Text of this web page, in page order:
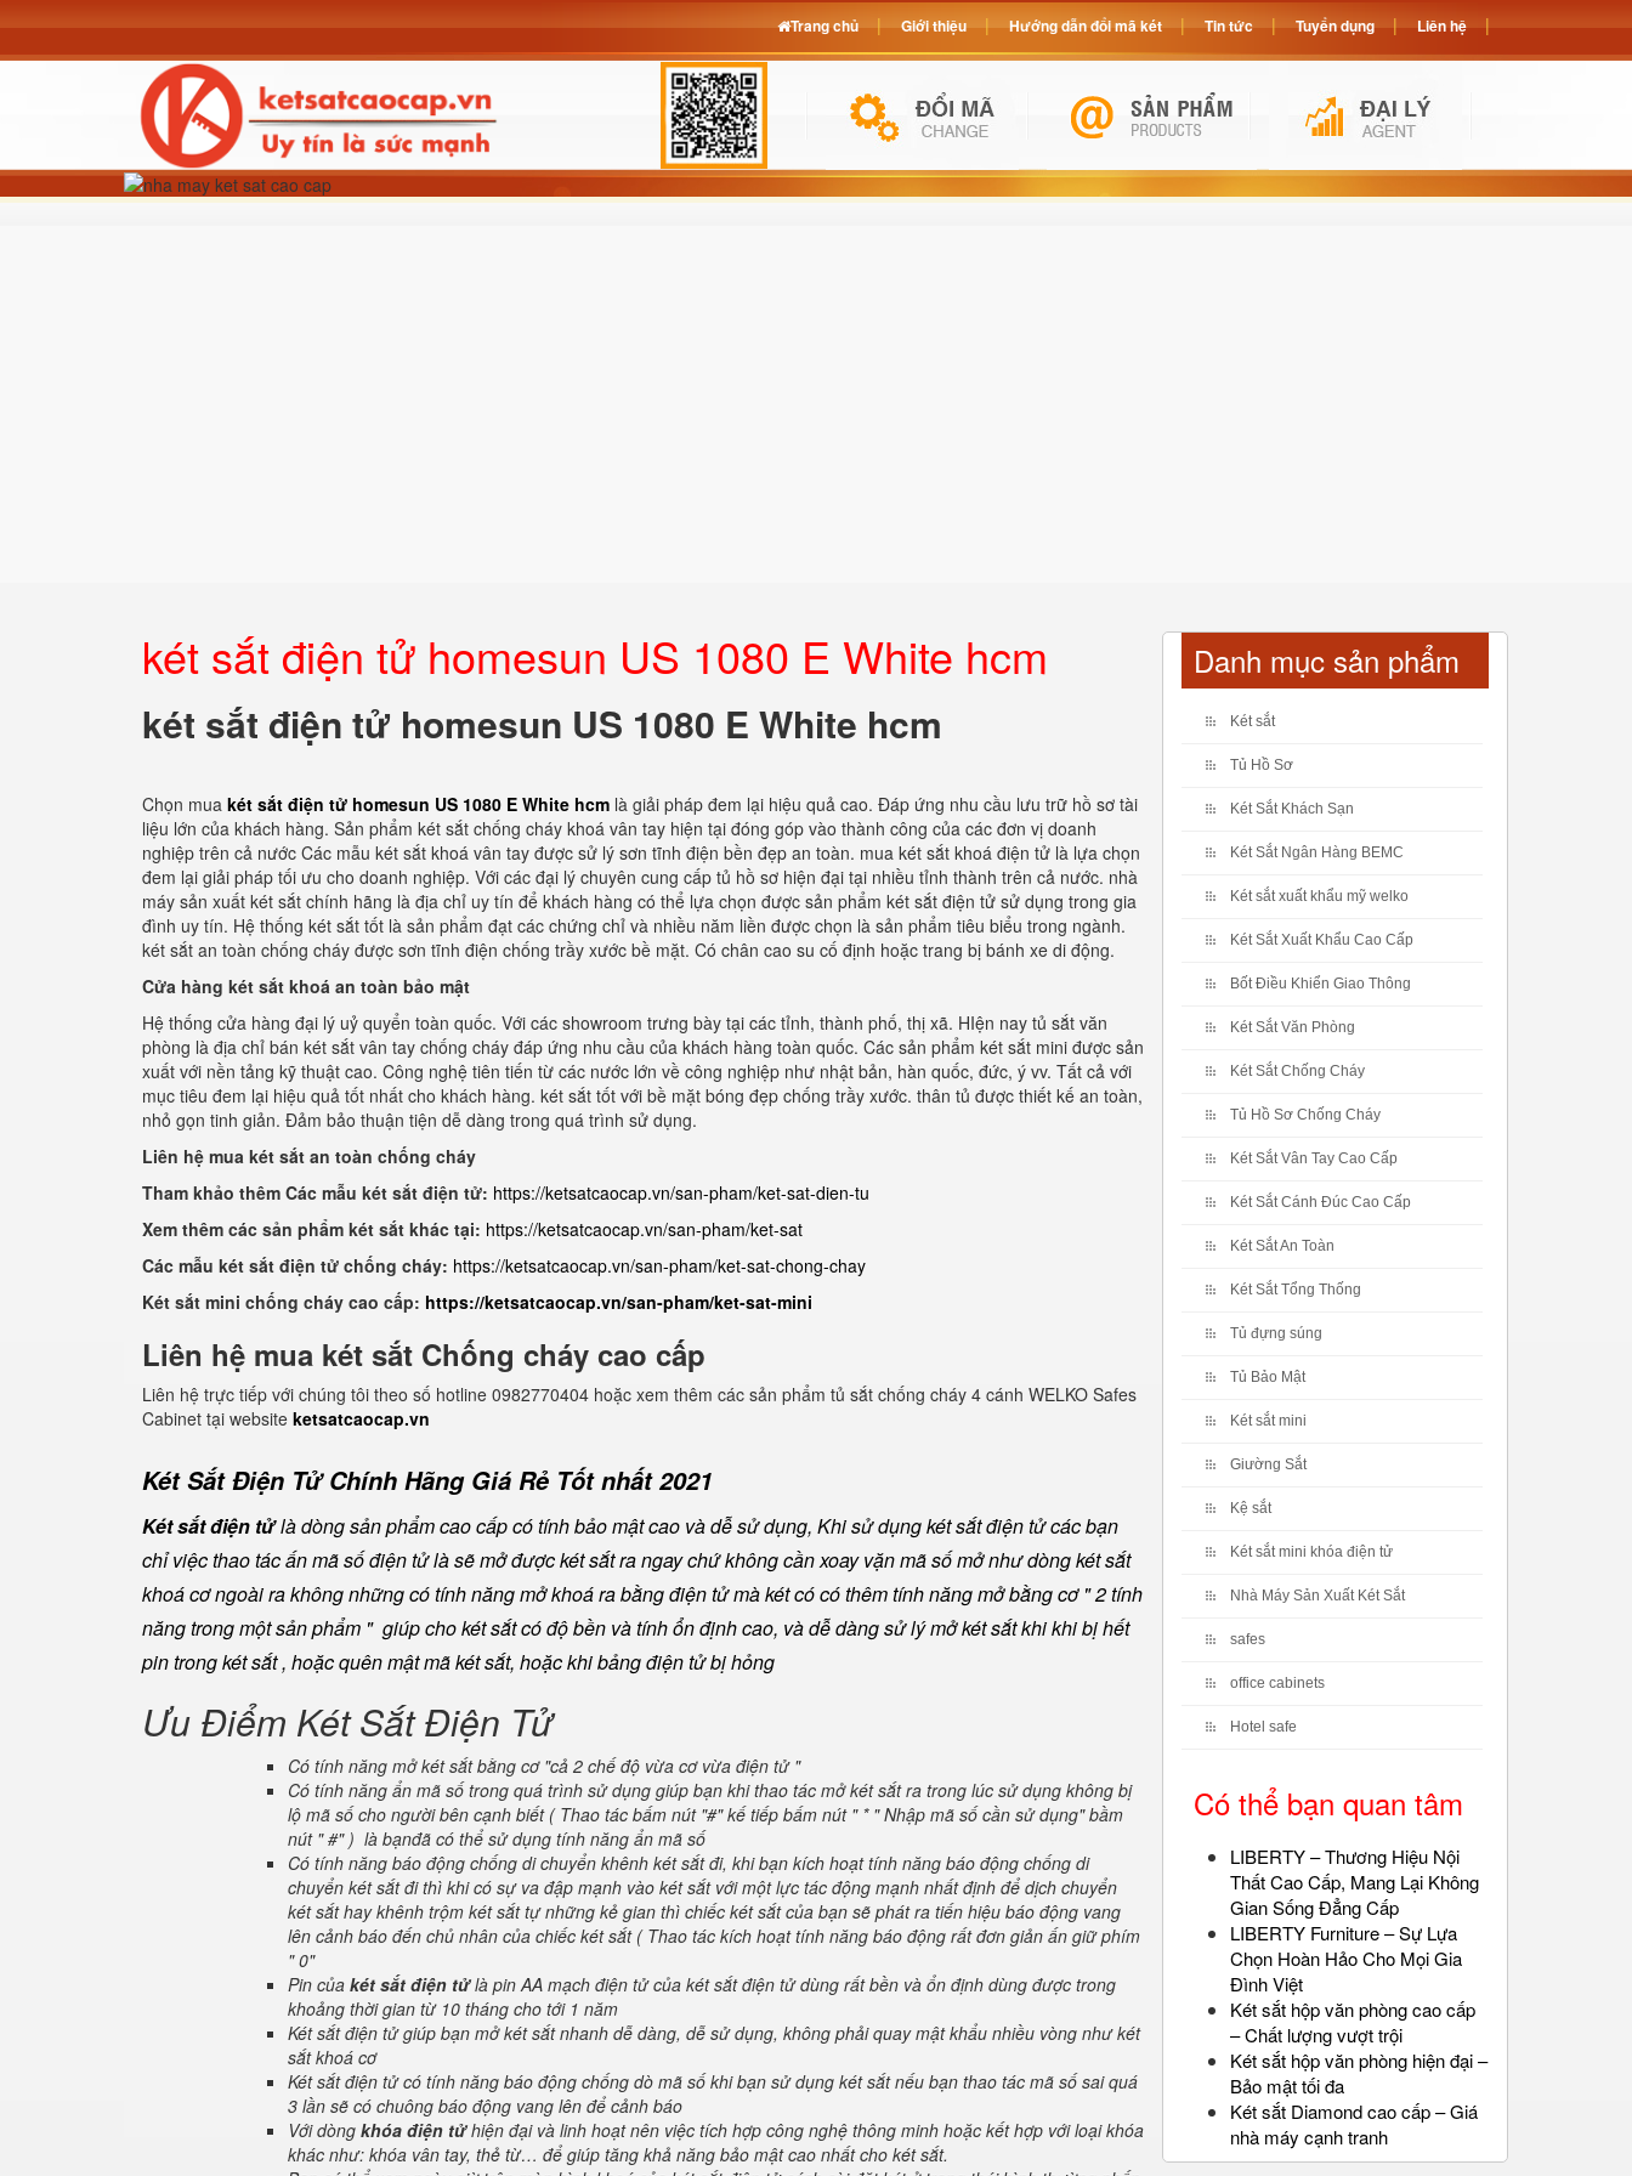
két sắt điện tử homesun US 1080 E White hcm
két sắt điện tử homesun US 1080 E White hcm
Chọn mua két sắt điện tử homesun US 1080 E White hcm là giải pháp đem lại hiệu quả cao. Đáp ứng nhu cầu lưu trữ hồ sơ tài
liệu lớn của khách hàng. Sản phẩm két sắt chống cháy khoá vân tay hiện tại đóng góp vào thành công của các đơn vị doanh
nghiệp trên cả nước Các mẫu két sắt khoá vân tay được sử lý sơn tĩnh điện bền đẹp an toàn. mua két sắt khoá điện tử là lựa chọn
đem lại giải pháp tối ưu cho doanh nghiệp. Với các đại lý chuyên cung cấp tủ hồ sơ hiện đại tại nhiều tỉnh thành trên cả nước. nhà
máy sản xuất két sắt chính hãng là địa chỉ uy tín để khách hàng có thể lựa chọn được sản phẩm két sắt điện tử sử dụng trong gia
đình uy tín. Hệ thống két sắt tốt là sản phẩm đạt các chứng chỉ và nhiều năm liền được chọn là sản phẩm tiêu biểu trong ngành.
két sắt an toàn chống cháy được sơn tĩnh điện chống trầy xước bề mặt. Có chân cao su cố định hoặc trang bị bánh xe di động.
Cửa hàng két sắt khoá an toàn bảo mật
Hệ thống cửa hàng đại lý uỷ quyển toàn quốc. Với các showroom trưng bày tại các tỉnh, thành phố, thị xã. HIện nay tủ sắt văn
phòng là địa chỉ bán két sắt vân tay chống cháy đáp ứng nhu cầu của khách hàng toàn quốc. Các sản phẩm két sắt mini được sản
xuất với nền tảng kỹ thuật cao. Công nghệ tiên tiến từ các nước lớn về công nghiệp như nhật bản, hàn quốc, đức, ý vv. Tất cả với
mục tiêu đem lại hiệu quả tốt nhất cho khách hàng. két sắt tốt với bề mặt bóng đẹp chống trầy xước. thân tủ được thiết kế an toàn,
nhỏ gọn tinh giản. Đảm bảo thuận tiện dễ dàng trong quá trình sử dụng.
Liên hệ mua két sắt an toàn chống cháy
Tham khảo thêm Các mẫu két sắt điện tử: https://ketsatcaocap.vn/san-pham/ket-sat-dien-tu
Xem thêm các sản phẩm két sắt khác tại: https://ketsatcaocap.vn/san-pham/ket-sat
Các mẫu két sắt điện tử chống cháy: https://ketsatcaocap.vn/san-pham/ket-sat-chong-chay
Két sắt mini chống cháy cao cấp: https://ketsatcaocap.vn/san-pham/ket-sat-mini
Liên hệ mua két sắt Chống cháy cao cấp
Liên hệ trực tiếp với chúng tôi theo số hotline 0982770404 hoặc xem thêm các sản phẩm tủ sắt chống cháy 4 cánh WELKO Safes
Cabinet tại website ketsatcaocap.vn
Két Sắt Điện Tử Chính Hãng Giá Rẻ Tốt nhất 2021
Két sắt điện tửlà dòng sản phẩm cao cấp có tính bảo mật cao và dễ sử dụng, Khi sử dụng két sắt điện tử các bạn
chỉ việc thao tác ấn mã số điện tử là sẽ mở được két sắt ra ngay chứ không cần xoay vặn mã số mở như dòng két sắt
khoá cơ ngoài ra không những có tính năng mở khoá ra bằng điện tử mà két có có thêm tính năng mở bằng cơ " 2 tính
năng trong một sản phẩm " giúp cho két sắt có độ bền và tính ổn định cao, và dễ dàng sử lý mở két sắt khi khi bị hết
pin trong két sắt , hoặc quên mật mã két sắt, hoặc khi bảng điện tử bị hỏng
Ưu Điểm Két Sắt Điện Tử
Có tính năng mở két sắt bằng cơ "cả 2 chế độ vừa cơ vừa điện tử "
Có tính năng ẩn mã số trong quá trình sử dụng giúp bạn khi thao tác mở két sắt ra trong lúc sử dụng không bị
lộ mã số cho người bên cạnh biết ( Thao tác bấm nút "#" kế tiếp bấm nút " * " Nhập mã số cần sử dụng" bầm
nút " #" ) là bạnđã có thể sử dụng tính năng ẩn mã số
Có tính năng báo động chống di chuyển khênh két sắt đi, khi bạn kích hoạt tính năng báo động chống di
chuyển két sắt đi thì khi có sự va đập mạnh vào két sắt với một lực tác động mạnh nhất định để dịch chuyển
két sắt hay khênh trộm két sắt tự những kẻ gian thì chiếc két sắt của bạn sẽ phát ra tiến hiệu báo động vang
lên cảnh báo đến chủ nhân của chiếc két sắt ( Thao tác kích hoạt tính năng báo động rất đơn giản ấn giữ phím
" 0"
Pin của két sắt điện tửlà pin AA mạch điện tử của két sắt điện tử dùng rất bền và ổn định dùng được trong
khoảng thời gian từ 10 tháng cho tới 1 năm
Két sắt điện tử giúp bạn mở két sắt nhanh dễ dàng, dễ sử dụng, không phải quay mật khẩu nhiều vòng như két
sắt khoá cơ
Két sắt điện tử có tính năng báo động chống dò mã số khi bạn sử dụng két sắt nếu bạn thao tác mã số sai quá
3 lần sẽ có chuông báo động vang lên để cảnh báo
Với dòng khóa điện tửhiện đại và linh hoạt nên việc tích hợp công nghệ thông minh hoặc kết hợp với loại khóa
khác như: khóa vân tay, thẻ từ… để giúp tăng khả năng bảo mật cao nhất cho két sắt.
Danh mục sản phẩm
Két sắt
Tủ Hồ Sơ
Két Sắt Khách Sạn
Két Sắt Ngân Hàng BEMC
Két sắt xuất khẩu mỹ welko
Két Sắt Xuất Khẩu Cao Cấp
Bốt Điều Khiển Giao Thông
Két Sắt Văn Phòng
Két Sắt Chống Cháy
Tủ Hồ Sơ Chống Cháy
Két Sắt Vân Tay Cao Cấp
Két Sắt Cánh Đúc Cao Cấp
Két Sắt An Toàn
Két Sắt Tổng Thống
Tủ đựng súng
Tủ Bảo Mật
Két sắt mini
Giường Sắt
Kệ sắt
Két sắt mini khóa điện tử
Nhà Máy Sản Xuất Két Sắt
safes
office cabinets
Hotel safe
Có thể bạn quan tâm
LIBERTY – Thương Hiệu Nội
Thất Cao Cấp, Mang Lại Không
Gian Sống Đẳng Cấp
LIBERTY Furniture – Sự Lựa
Chọn Hoàn Hảo Cho Mọi Gia
Đình Việt
Két sắt hộp văn phòng cao cấp
– Chất lượng vượt trội
Két sắt hộp văn phòng hiện đại –
Bảo mật tối đa
Két sắt Diamond cao cấp – Giá
nhà máy cạnh tranh
Trang chủ Giới thiệu Hướng dẫn đổi mã két Tin tức Tuyển dụng Liên hệ